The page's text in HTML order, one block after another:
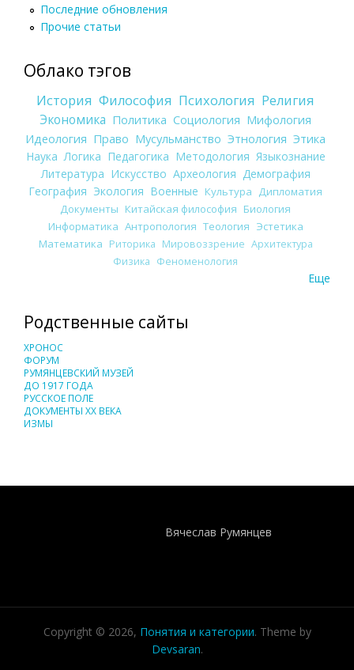
Последние обновления
Прочие статьи
Облако тэгов
История Философия Психология Религия
Экономика Политика Социология Мифология
Идеология Право Мусульманство Этнология Этика
Наука Логика Педагогика Методология Языкознание
Литература Искусство Археология Демография
География Экология Военные Культура
Дипломатия
Документы Китайская философия Биология
Информатика Антропология Теология Эстетика
Математика Риторика Мировоззрение Архитектура
Физика Феноменология
Еще
Родственные сайты
ХРОНОС
ФОРУМ
РУМЯНЦЕВСКИЙ МУЗЕЙ
ДО 1917 ГОДА
РУССКОЕ ПОЛЕ
ДОКУМЕНТЫ XX ВЕКА
ИЗМЫ
Вячеслав Румянцев
Copyright © 2026, Понятия и категории. Theme by
Devsaran.